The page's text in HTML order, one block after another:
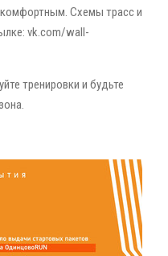
комфортным. Схемы трасс и
vk.com/wall-
тренировки и будьте